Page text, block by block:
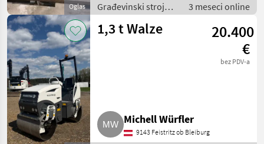
Oglas
Građevinski strojevi
/ Mali građevinski
strojevi
3 meseci online
1,3 t Walze
20.400
€
bez PDV-a
Michell Würfler
9143 Feistritz ob Bleiburg